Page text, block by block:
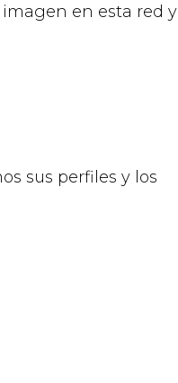
en esta red y
sus perfiles y los